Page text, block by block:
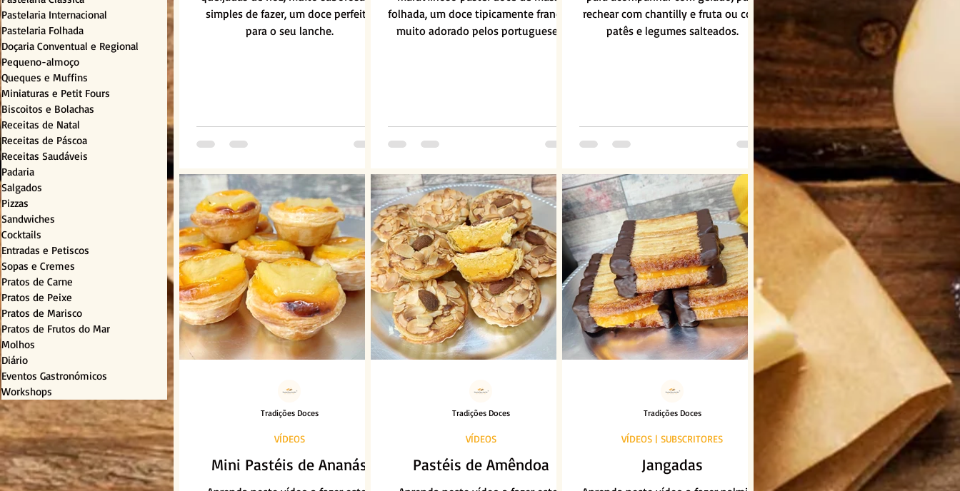
Pastelaria Internacional
Pastelaria Folhada
Doçaria Conventual e Regional
Pequeno-almoço
Queques e Muffins
Miniaturas e Petit Fours
Biscoitos e Bolachas
Receitas de Natal
Receitas de Páscoa
Receitas Saudáveis
Padaria
Salgados
Pizzas
Sandwiches
Cocktails
Entradas e Petiscos
Sopas e Cremes
Pratos de Carne
Pratos de Peixe
Pratos de Marisco
Pratos de Frutos do Mar
Molhos
Diário
Eventos Gastronómicos
Workshops
simples de fazer, um doce perfeito
para o seu lanche.
folhada, um doce tipicamente francês,
muito adorado pelos portugueses.
rechear com chantilly e fruta ou com
patês e legumes salteados.
Mini Pastéis de Ananás
VÍDEOS
Tradições Doces
Pastéis de Amêndoa
VÍDEOS
Tradições Doces
Jangadas
VÍDEOS | SUBSCRITORES
Tradições Doces